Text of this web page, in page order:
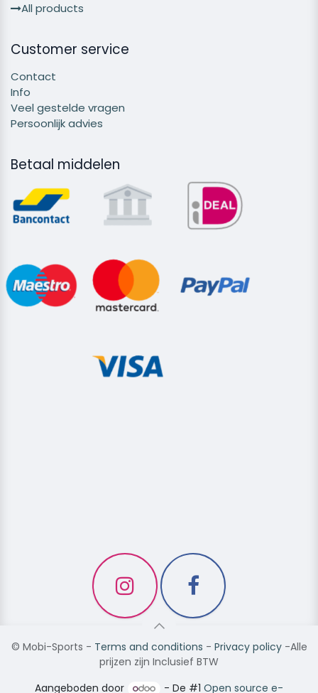
All products
Customer service
Contact
Info
Veel gestelde vragen
Persoonlijk advies
Betaal middelen
© Mobi-Sports - Terms and conditions - Privacy policy-Alle
prijzen zijn Inclusief BTW
Aangeboden door
- De #1Open source e-